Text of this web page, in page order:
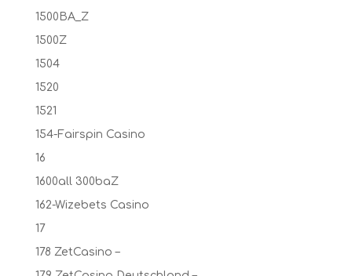
1500BA_Z
1500Z
1504
1520
1521
154-Fairspin Casino
16
1600all 300baZ
162-Wizebets Casino
17
178 ZetCasino –